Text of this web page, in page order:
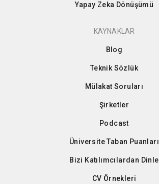
Yapay Zeka Dönüşümü
KAYNAKLAR
Blog
Teknik Sözlük
Mülakat Soruları
Şirketler
Podcast
Üniversite Taban Puanları
Bizi Katılımcılardan Dinle
CV Örnekleri